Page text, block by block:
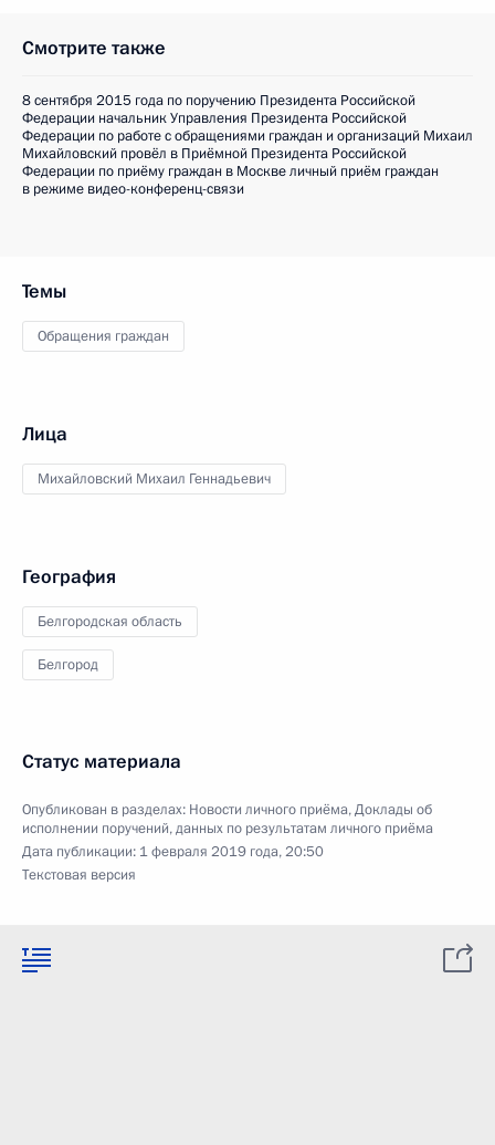
Смотрите также
8 сентября 2015 года по поручению Президента Российской
Федерации начальник Управления Президента Российской
Федерации по работе с обращениями граждан и организаций Михаил
Михайловский провёл в Приёмной Президента Российской
Федерации по приёму граждан в Москве личный приём граждан
в режиме видео-конференц-связи
Темы
Обращения граждан
Лица
Михайловский Михаил Геннадьевич
География
Белгородская область
Белгород
Статус материала
Опубликован в разделах: Новости личного приёма,Доклады об
исполнении поручений, данных по результатам личного приёма
Дата публикации: 1 февраля 2019 года, 20:50
Текстовая версия